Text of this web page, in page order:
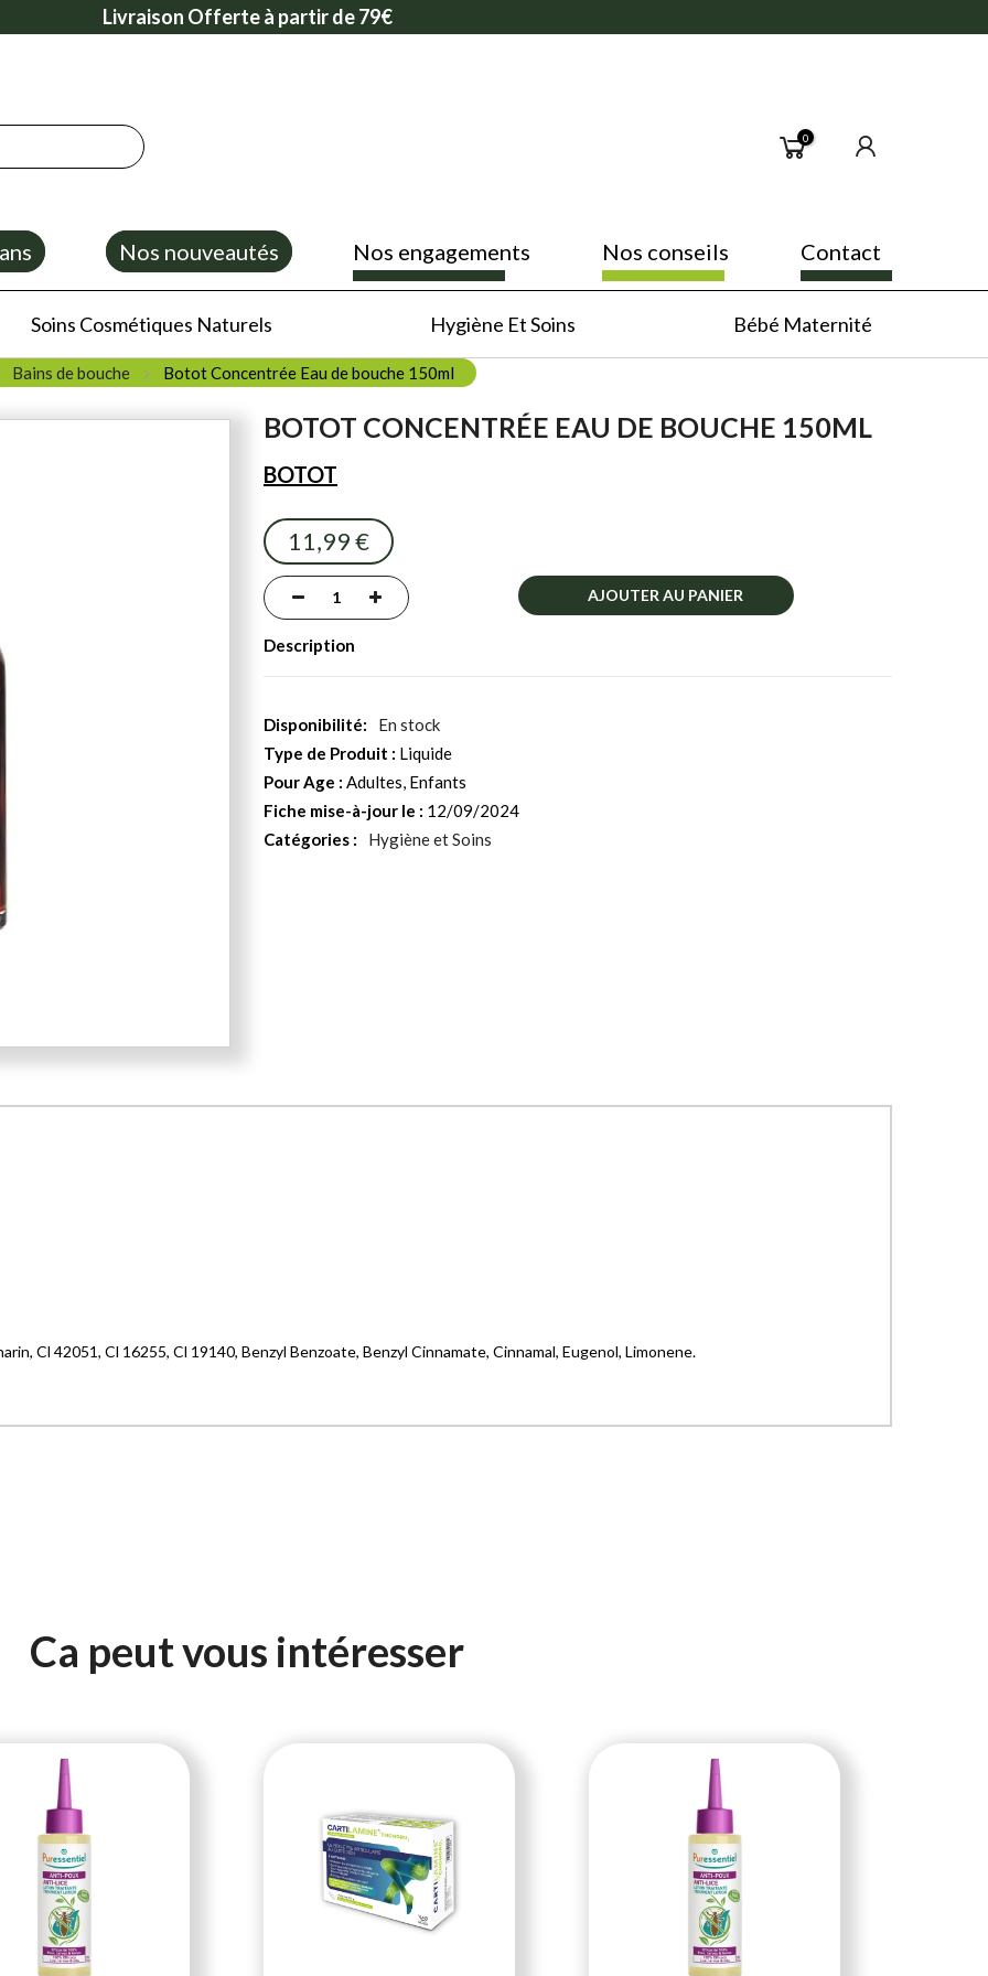
Livraison Offerte à partir de 79€
0
Nos nouveautés Nos engagements Nos conseils Contact
Soins Cosmétiques Naturels Hygiène Et Soins Bébé Maternité
Bains de bouche Botot Concentrée Eau de bouche 150ml
BOTOT CONCENTRÉE EAU DE BOUCHE 150ML
BOTOT
11,99 €
AJOUTER AU PANIER
Description
En stock
Type de Produit : Liquide
Pour Age : Adultes, Enfants
Fiche mise-à-jour le : 12/09/2024
Catégories :
Hygiène et Soins
Cl 42051, Cl 16255, Cl 19140, Benzyl Benzoate, Benzyl Cinnamate, Cinnamal, Eugenol, Limonene.
Ca peut vous intéresser